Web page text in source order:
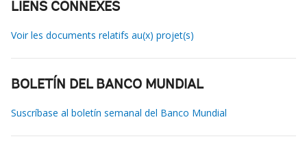
LIENS CONNEXES
Voir les documents relatifs au(x) projet(s)
BOLETÍN DEL BANCO MUNDIAL
Suscríbase al boletín semanal del Banco Mundial